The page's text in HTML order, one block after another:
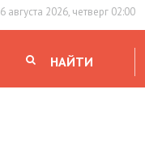
6 августа 2026, четверг 02:00
НАЙТИ